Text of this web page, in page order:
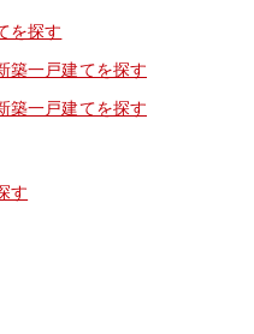
を探す
築一戸建てを探す
築一戸建てを探す
す